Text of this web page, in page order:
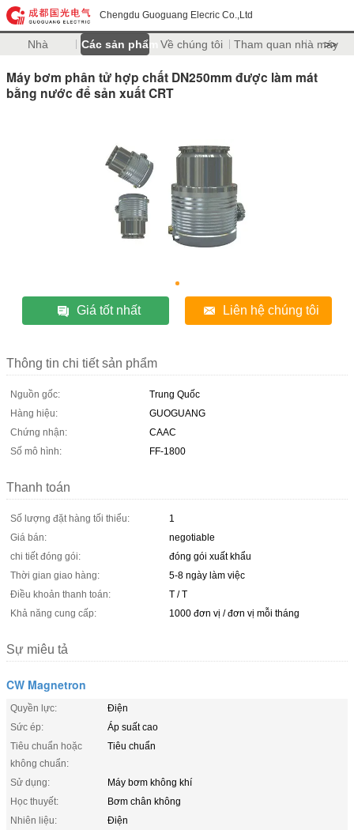
Chengdu Guoguang Elecric Co.,Ltd
Nhà Các sản phẩm Về chúng tôi Tham quan nhà máy
>>
Máy bơm phân tử hợp chất DN250mm được làm mát
bằng nước để sản xuất CRT
Giá tốt nhất Liên hệ chúng tôi
Thông tin chi tiết sản phẩm
Nguồn gốc:
Trung Quốc
Hàng hiệu:
GUOGUANG
Chứng nhận:
CAAC
Số mô hình:
FF-1800
Thanh toán
Số lượng đặt hàng tối thiểu:
1
Giá bán:
negotiable
chi tiết đóng gói:
đóng gói xuất khẩu
Thời gian giao hàng:
5-8 ngày làm việc
Điều khoản thanh toán:
T / T
Khả năng cung cấp:
1000 đơn vị / đơn vị mỗi tháng
Sự miêu tả
CW Magnetron
Quyền lực:
Điện
Sức ép:
Áp suất cao
Tiêu chuẩn hoặc
không chuẩn:
Tiêu chuẩn
Sử dụng:
Máy bơm không khí
Học thuyết:
Bơm chân không
Nhiên liệu:
Điện